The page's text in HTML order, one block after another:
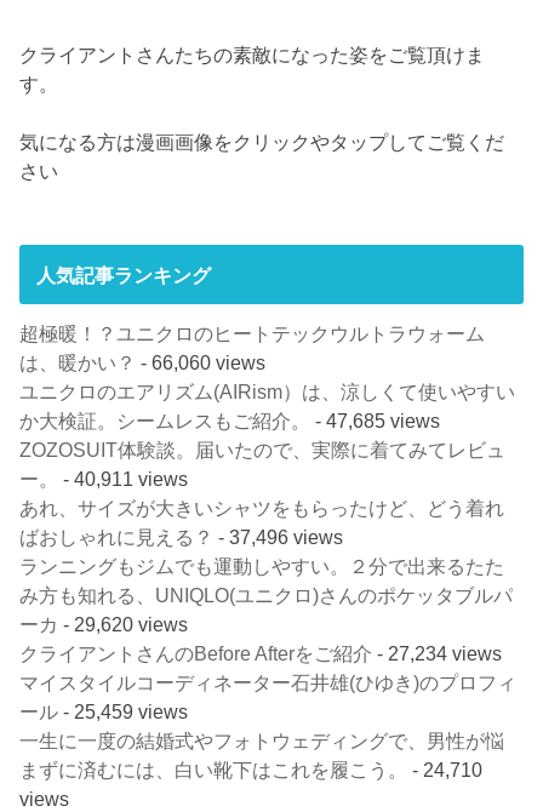
クライアントさんたちの素敵になった姿をご覧頂けま
す。
気になる方は漫画画像をクリックやタップしてご覧くだ
さい
人気記事ランキング
超極暖！？ユニクロのヒートテックウルトラウォーム
は、暖かい？ - 66,060 views
ユニクロのエアリズム(AIRism）は、涼しくて使いやすい
か大検証。シームレスもご紹介。
- 47,685 views
ZOZOSUIT体験談。届いたので、実際に着てみてレビュ
ー。
- 40,911 views
あれ、サイズが大きいシャツをもらったけど、どう着れ
ばおしゃれに見える？ - 37,496 views
ランニングもジムでも運動しやすい。２分で出来るたた
み方も知れる、UNIQLO(ユニクロ)さんのポケッタブルパ
ーカ - 29,620 views
クライアントさんのBefore Afterをご紹介 - 27,234 views
マイスタイルコーディネーター石井雄(ひゆき)のプロフィ
ール - 25,459 views
一生に一度の結婚式やフォトウェディングで、男性が悩
まずに済むには、白い靴下はこれを履こう。
- 24,710
views